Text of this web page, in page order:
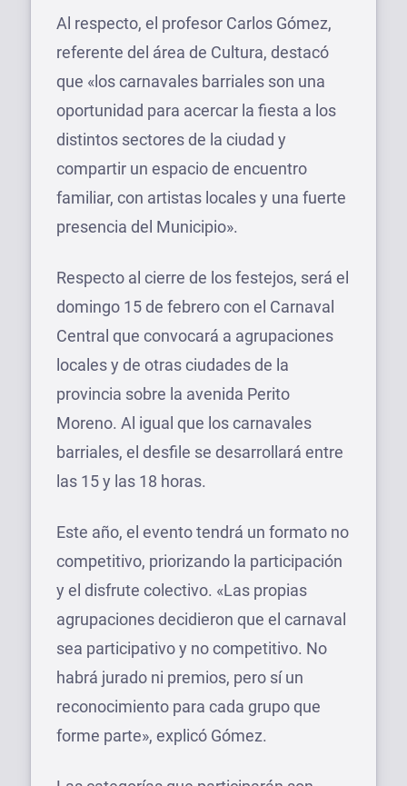
Al respecto, el profesor Carlos Gómez,
referente del área de Cultura, destacó
que «los carnavales barriales son una
oportunidad para acercar la fiesta a los
distintos sectores de la ciudad y
compartir un espacio de encuentro
familiar, con artistas locales y una fuerte
presencia del Municipio».
Respecto al cierre de los festejos, será el
domingo 15 de febrero con el Carnaval
Central que convocará a agrupaciones
locales y de otras ciudades de la
provincia sobre la avenida Perito
Moreno. Al igual que los carnavales
barriales, el desfile se desarrollará entre
las 15 y las 18 horas.
Este año, el evento tendrá un formato no
competitivo, priorizando la participación
y el disfrute colectivo. «Las propias
agrupaciones decidieron que el carnaval
sea participativo y no competitivo. No
habrá jurado ni premios, pero sí un
reconocimiento para cada grupo que
forme parte», explicó Gómez.